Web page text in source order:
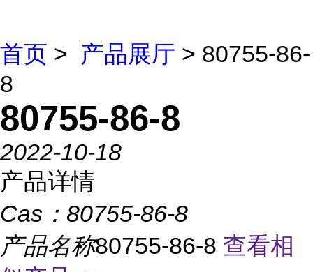
首页 > 产品展厅 > 80755-86-
8
80755-86-8
2022-10-18
产品详情
Cas： 80755-86-8
产品名称80755-86-8 查看相